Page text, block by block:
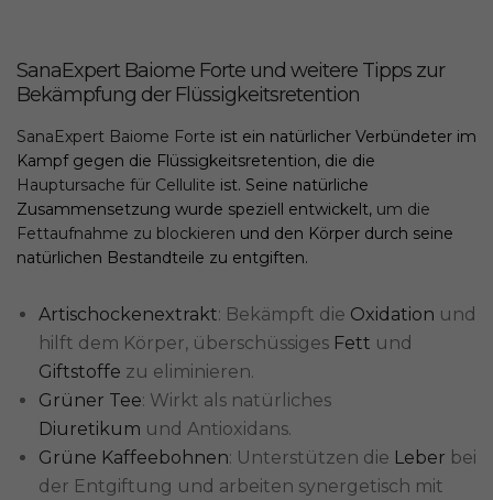
SanaExpert Baiome Forte und weitere Tipps zur
Bekämpfung der Flüssigkeitsretention
SanaExpert Baiome Forte ist ein natürlicher Verbündeter im
Kampf gegen die Flüssigkeitsretention, die die
Hauptursache für Cellulite ist. Seine natürliche
Zusammensetzung wurde speziell entwickelt, um die
Fettaufnahme zu blockieren und den Körper durch seine
natürlichen Bestandteile zu entgiften.
Artischockenextrakt: Bekämpft die Oxidation und
hilft dem Körper, überschüssiges Fett und
Giftstoffe zu eliminieren.
Grüner Tee: Wirkt als natürliches
Diuretikum und Antioxidans.
Grüne Kaffeebohnen: Unterstützen die Leber bei
der Entgiftung und arbeiten synergetisch mit